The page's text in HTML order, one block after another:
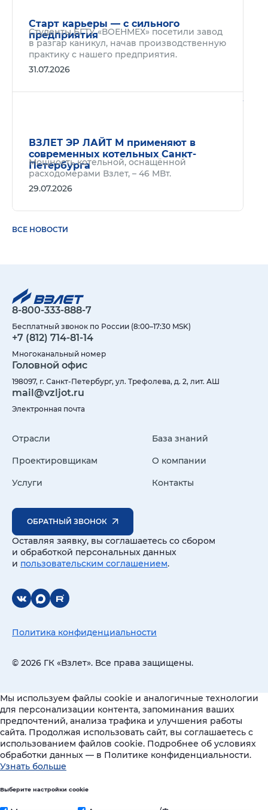
Старт карьеры — с сильного
предприятия
Студенты БГТУ «ВОЕНМЕХ» посетили завод
в разгар каникул, начав производственную
практику с нашего предприятия.
31.07.2026
ВЗЛЕТ ЭР ЛАЙТ М применяют в
современных котельных Санкт-
Петербурга
Мощность котельной, оснащённой
расходомерами Взлет, – 46 МВт.
29.07.2026
ВСЕ НОВОСТИ
8-800-333-888-7
Бесплатный звонок по России (8:00–17:30 MSK)
+7 (812) 714-81-14
Многоканальный номер
Головной офис
198097, г. Санкт-Петербург, ул. Трефолева, д. 2, лит. АШ
mail@vzljot.ru
Электронная почта
Отрасли
Проектировщикам
Услуги
База знаний
О компании
Контакты
ОБРАТНЫЙ ЗВОНОК
Оставляя заявку, вы соглашаетесь со сбором
и обработкой персональных данных
и пользовательским соглашением.
© 2026 ГК «Взлет». Все права защищены.
Политика конфиденциальности
Мы используем файлы cookie и аналогичные технологии
для персонализации контента, запоминания ваших
предпочтений, анализа трафика и улучшения работы
сайта. Продолжая использовать сайт, вы соглашаетесь с
использованием файлов cookie. Подробнее об условиях
обработки данных — в Политике конфиденциальности.
Узнать больше
Выберите настройки cookie